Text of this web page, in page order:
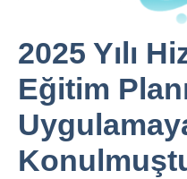
2025 Yılı
Eğitim